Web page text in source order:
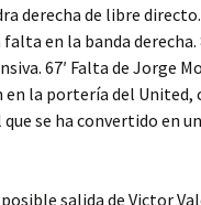
derecha de libre
en la banda derecha.
67′ Falta de Jorge
la portería del United,
se ha convertido en
salida de Victor